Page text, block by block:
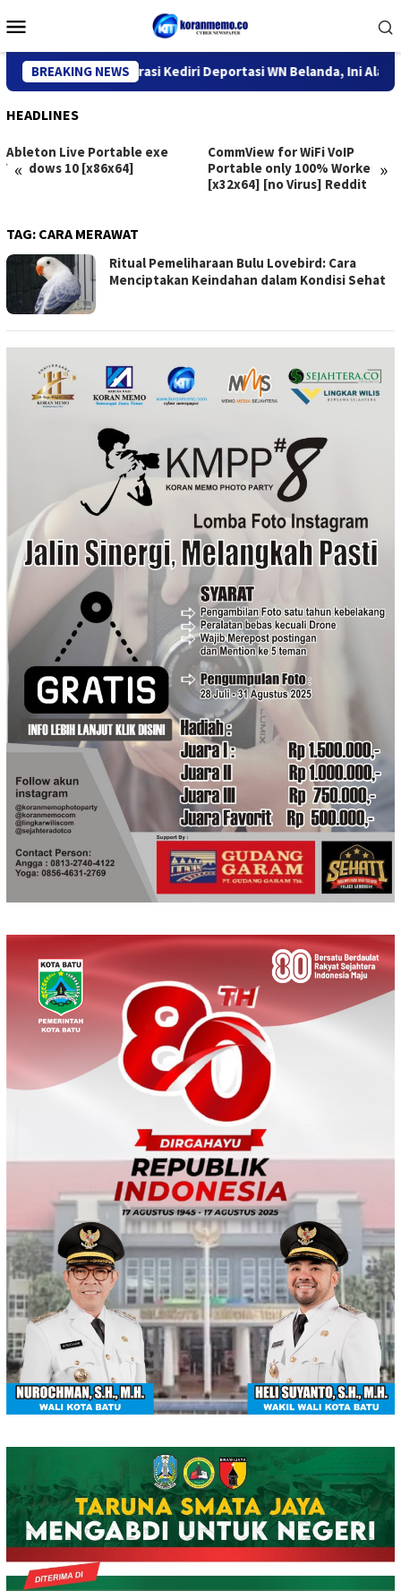
to
Menu
BREAKING NEWS
Kantor Imigrasi Kediri Deportasi WN Belanda, Ini Alasannya
HEADLINES
« »
Ableton Live Portable exe
Windows 10 [x86x64]
CommView for WiFi VoIP
Portable only 100% Worked
[x32x64] [no Virus] Reddit
TAG: CARA MERAWAT
Ritual Pemeliharaan Bulu Lovebird: Cara
Menciptakan Keindahan dalam Kondisi Sehat